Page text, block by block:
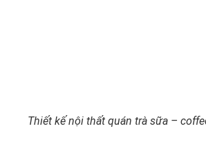
Thiết kế nội thất quán trà sữa –